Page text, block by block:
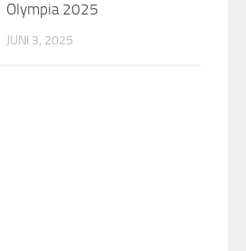
Olympia 2025
JUNI 3, 2025